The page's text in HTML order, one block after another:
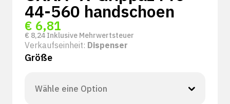
44-560 handschoen
€ 6,81
€ 8,24 Inklusive Mehrwertsteuer
Verkaufseinheit: Dispenser
Größe